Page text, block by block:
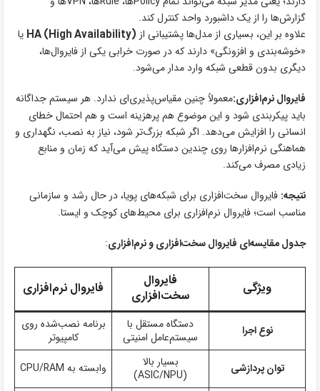
گزارش‌ها را از یک داشبورد واحد کنترل کند.
علاوه بر این، بسیاری از مدل‌ها پشتیبانی از HA (High Availability) یا
«خوشه‌بندی و افزونگی» دارند که در صورت خرابی یکی از فایروال‌ها،
دیگری بدون قطعی شبکه وارد مدار می‌شود.
فایروال نرم‌افزاری:معمولاً چنین مقیاس‌پذیری‌ای ندارد. هر سیستم جداگانه
باید پیکربندی شود و این موضوع هم پرهزینه است و هم احتمال خطای
انسانی را افزایش می‌دهد. اگر شبکه بزرگ‌تر شود، نیاز به نصب، نگهداری و
هماهنگی نرم‌افزارها روی چندین دستگاه پیش می‌آید که زمان و منابع
زیادی مصرف می‌کند.
نتیجه: فایروال سخت‌افزاری برای شبکه‌های پویا، در حال رشد و سازمانی
مناسب است؛ فایروال نرم‌افزاری برای محیط‌های کوچک و ایستا.
جدول مقایسه‌ای فایروال سخت‌افزاری و نرم‌افزاری:
ویژگی
فایروال
سخت‌افزاری
فایروال نرم‌افزاری
نوع اجرا
دستگاه مستقل با
سیستم‌عامل امنیتی
برنامه نصب‌شده روی
کامپیوتر
توان پردازشی
بسیار بالا
(ASIC/NPU)
وابسته به CPU/RAM